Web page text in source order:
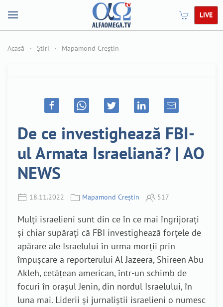
LIVE
Acasă Știri Mapamond Creștin
De ce investighează FBI-
ul Armata Israeliană? | AO
NEWS
18.11.2022 Mapamond Creștin 517
Mulți israelieni sunt din ce în ce mai îngrijorați
și chiar supărați că FBI investighează forțele de
apărare ale Israelului în urma morții prin
împușcare a reporterului Al Jazeera, Shireen Abu
Akleh, cetățean american, într-un schimb de
focuri în orașul Jenin, din nordul Israelului, în
luna mai. Liderii și jurnaliștii israelieni o numesc